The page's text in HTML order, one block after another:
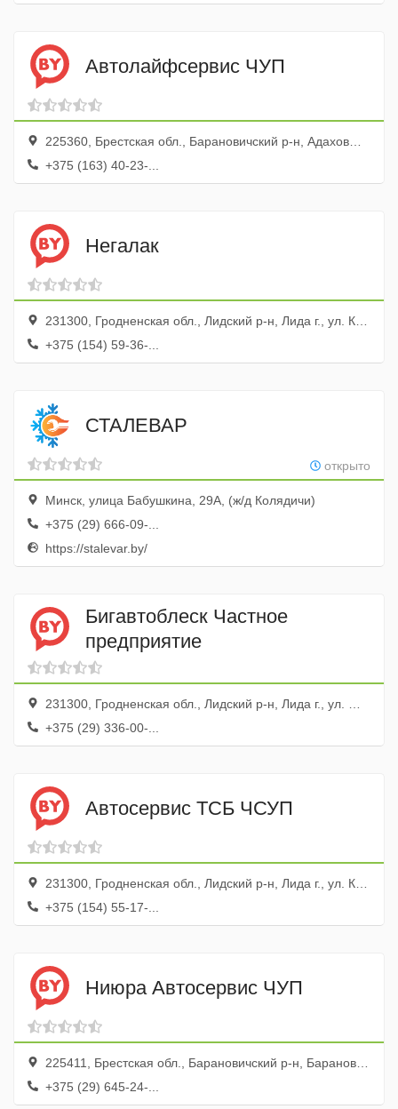
Автолайфсервис ЧУП
225360, Брестская обл., Барановичский р-н, Адаховщина дер., ул. Хуторская, 1
+375 (163) 40-23-...
Негалак
231300, Гродненская обл., Лидский р-н, Лида г., ул. Кирова, 3, ком 25
+375 (154) 59-36-...
СТАЛЕВАР
открыто
Минск, улица Бабушкина, 29А, (ж/д Колядичи)
+375 (29) 666-09-...
https://stalevar.by/
Бигавтоблеск Частное
предприятие
231300, Гродненская обл., Лидский р-н, Лида г., ул. Мицкевича, 45
+375 (29) 336-00-...
Автосервис ТСБ ЧСУП
231300, Гродненская обл., Лидский р-н, Лида г., ул. Крупской, 41
+375 (154) 55-17-...
Ниюра Автосервис ЧУП
225411, Брестская обл., Барановичский р-н, Барановичи г., ул. Промышленная, 25а
+375 (29) 645-24-...